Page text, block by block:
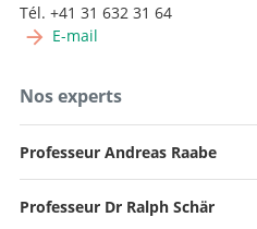
Tél. +41 31 632 31 64
E-mail
Nos experts
Professeur Andreas Raabe
Professeur Dr Ralph Schär